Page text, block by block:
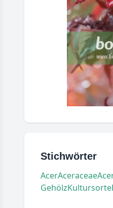
Stichwörter
AcerAceraceae
GehölzKultursorte